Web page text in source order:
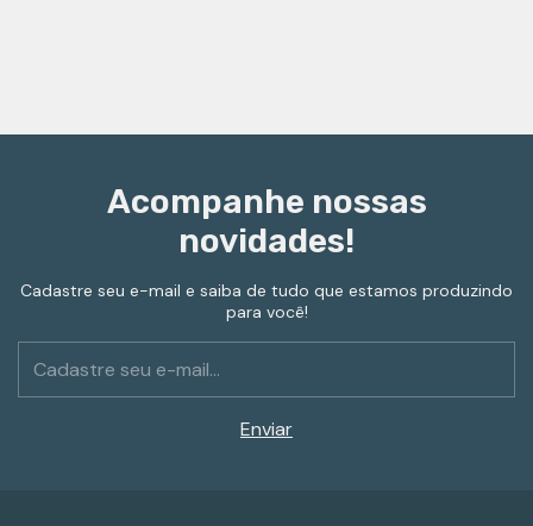
Acompanhe nossas
novidades!
Cadastre seu e-mail e saiba de tudo que estamos produzindo
para você!